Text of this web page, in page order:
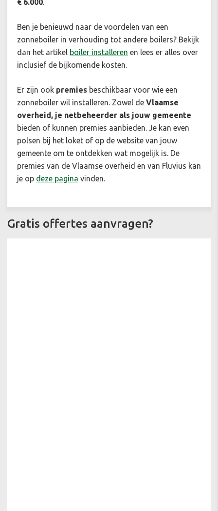
€ 6.000.
Ben je benieuwd naar de voordelen van een
zonneboiler in verhouding tot andere boilers? Bekijk
dan het artikel boiler installeren en lees er alles over
inclusief de bijkomende kosten.
Er zijn ook premies beschikbaar voor wie een
zonneboiler wil installeren. Zowel de Vlaamse
overheid, je netbeheerder als jouw gemeente
bieden of kunnen premies aanbieden. Je kan even
polsen bij het loket of op de website van jouw
gemeente om te ontdekken wat mogelijk is. De
premies van de Vlaamse overheid en van Fluvius kan
je op deze pagina vinden.
Gratis offertes aanvragen?